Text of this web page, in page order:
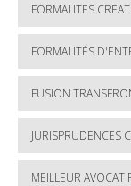
FORMALITES
FORMALITÉS
FUSION
JURISPRUDENCES
MEILLEUR AVOCAT